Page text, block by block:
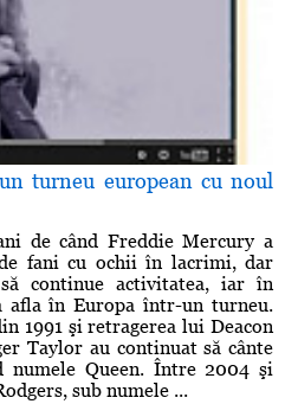
turneu european cu noul
de când Freddie Mercury a
fani cu ochii în lacrimi, dar
continue activitatea, iar în
afla în Europa într-un turneu.
1991 şi retragerea lui Deacon
Taylor au continuat să cânte
numele Queen. Între 2004 şi
sub numele ...